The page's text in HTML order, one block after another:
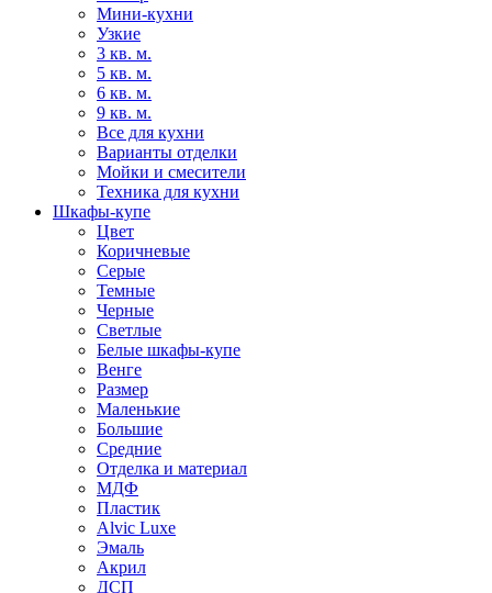
Мини-кухни
Узкие
3 кв. м.
5 кв. м.
6 кв. м.
9 кв. м.
Все для кухни
Варианты отделки
Мойки и смесители
Техника для кухни
Шкафы-купе
Цвет
Коричневые
Серые
Темные
Черные
Светлые
Белые шкафы-купе
Венге
Размер
Маленькие
Большие
Средние
Отделка и материал
МДФ
Пластик
Alvic Luxe
Эмаль
Акрил
ДСП